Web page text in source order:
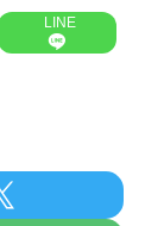
LINE